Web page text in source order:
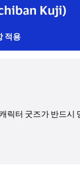
Kuji)
적용
릭터 굿즈가 반드시